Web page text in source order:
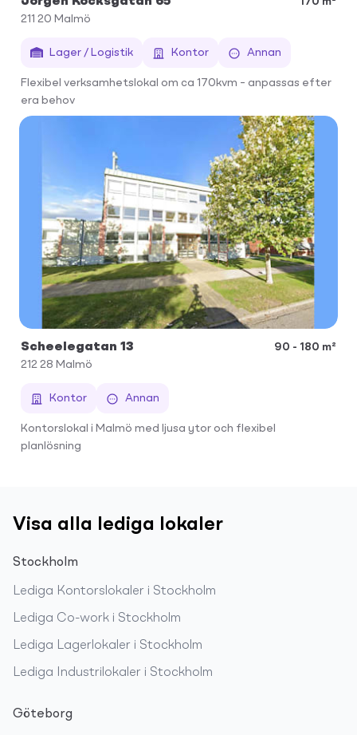
211 20 Malmö
Lager / Logistik Kontor Annan
Flexibel verksamhetslokal om ca 170kvm – anpassas efter
era behov
Scheelegatan 13
90 - 180 m²
212 28 Malmö
Kontor Annan
Kontorslokal i Malmö med ljusa ytor och flexibel
planlösning
Visa alla lediga lokaler
Stockholm
Lediga Kontorslokaler i Stockholm
Lediga Co-work i Stockholm
Lediga Lagerlokaler i Stockholm
Lediga Industrilokaler i Stockholm
Göteborg